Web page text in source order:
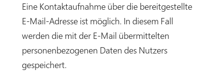
Eine Kontaktaufnahme über die bereitgestellte
E-Mail-Adresse ist möglich. In diesem Fall
werden die mit der E-Mail übermittelten
personenbezogenen Daten des Nutzers
gespeichert.